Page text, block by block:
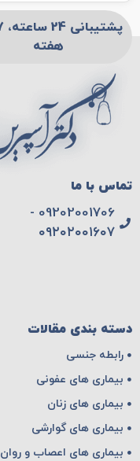
هفته
تماس با ما
09202001706 -
۰۹۲۰۲۰۰۱۶۰۷
دسته بندی مقالات
رابطه جنسی
بیماری های عفونی
بیماری های زنان
بیماری های گوارشی
بیماری های اعصاب و روان